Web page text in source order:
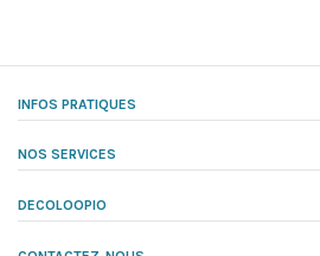
INFOS PRATIQUES
NOS SERVICES
DECOLOOPIO